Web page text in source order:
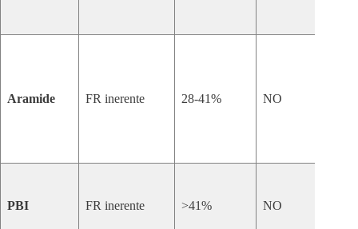
Aramide FR inerente 28-41% NO
PBI FR inerente >41% NO